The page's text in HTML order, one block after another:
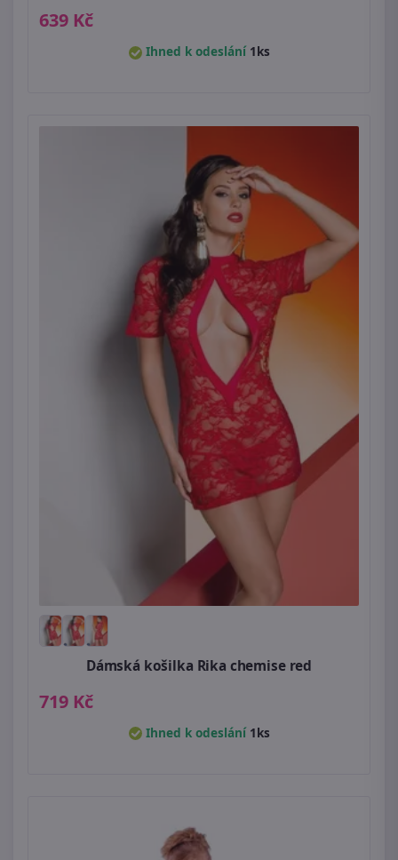
639 Kč
Ihned k odeslání 1ks
Dámská košilka Rika chemise red
719 Kč
Ihned k odeslání 1ks